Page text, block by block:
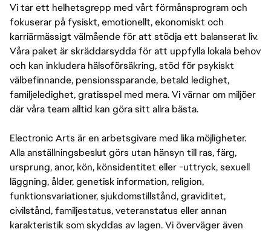
Vi tar ett helhetsgrepp med vårt förmånsprogram och
fokuserar på fysiskt, emotionellt, ekonomiskt och
karriärmässigt välmående för att stödja ett balanserat liv.
Våra paket är skräddarsydda för att uppfylla lokala behov
och kan inkludera hälsoförsäkring, stöd för psykiskt
välbefinnande, pensionssparande, betald ledighet,
familjeledighet, gratisspel med mera. Vi värnar om miljöer
där våra team alltid kan göra sitt allra bästa.
Electronic Arts är en arbetsgivare med lika möjligheter.
Alla anställningsbeslut görs utan hänsyn till ras, färg,
ursprung, anor, kön, könsidentitet eller -uttryck, sexuell
läggning, ålder, genetisk information, religion,
funktionsvariationer, sjukdomstillstånd, graviditet,
civilstånd, familjestatus, veteranstatus eller annan
karakteristik som skyddas av lagen. Vi överväger även